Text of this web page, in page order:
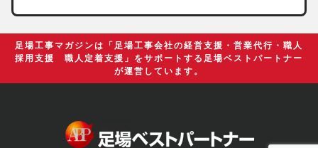
届いたらどうしたらいい？
足場工事マガジンは「足場工事会社の経営支援・営業代行・職人
採用支援 職人定着支援」をサポートする足場ベストパートナー
が運営しています。